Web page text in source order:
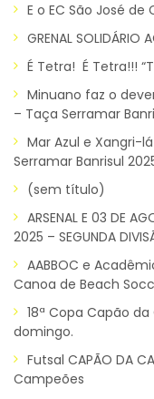
E o EC São José
GRENAL SOLIDÁRIO
É Tetra! É Tetra!!!
Minuano faz o
– Taça Serramar
Mar Azul e Xangri-
Serramar Banrisul
(sem título)
ARSENAL E 03 DE
2025 – SEGUNDA
AABBOC e
Canoa de Beach
18ª Copa Capão
domingo.
Futsal CAPÃO DA
Campeões